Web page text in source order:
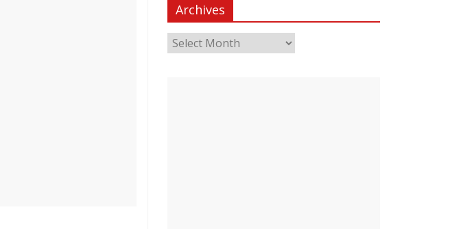
Archives